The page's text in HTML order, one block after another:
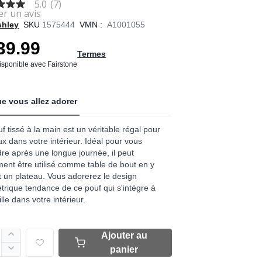
5.0 (7)
SKU 1575444 VMN : A1001055
avec Fairstone
Termes
vous allez adorer
tissé à la main est un véritable régal pour
dans votre intérieur. Idéal pour vous
après une longue journée, il peut
être utilisé comme table de bout en y
un plateau. Vous adorerez le design
tendance de ce pouf qui s'intègre à
dans votre intérieur.
Ajouter au
panier